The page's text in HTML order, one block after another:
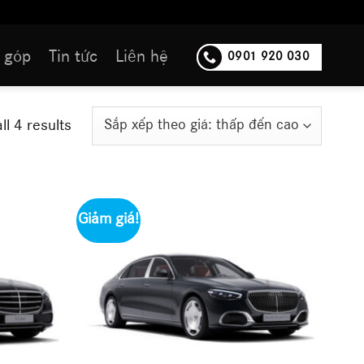
góp Tin tức Liên hệ 0901 920 030
4 results
Giảm giá!